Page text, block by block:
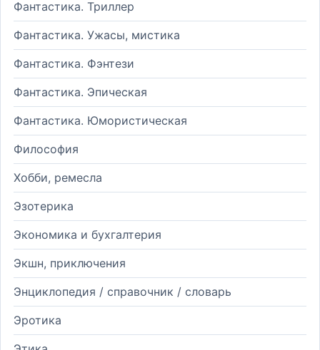
Фантастика. Триллер
Фантастика. Ужасы, мистика
Фантастика. Фэнтези
Фантастика. Эпическая
Фантастика. Юмористическая
Философия
Хобби, ремесла
Эзотерика
Экономика и бухгалтерия
Экшн, приключения
Энциклопедия / справочник / словарь
Эротика